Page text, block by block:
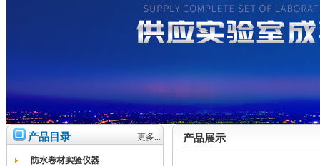
产品目录 更多...
防水卷材实验仪器
产品展示